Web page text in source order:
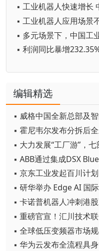
▪ 工业机器人应用场景
▪ 多元场景下，中国工
编辑精选
▪ 威格中国全新总部及
▪ 大力发展“工厂游”，七
▪ 京东工业发起百川计
▪ 研华举办 Edge AI 国
▪ 卡诺普机器人冲刺港
▪ 全球低压变频器市场
▪ 华为云发布全流程具